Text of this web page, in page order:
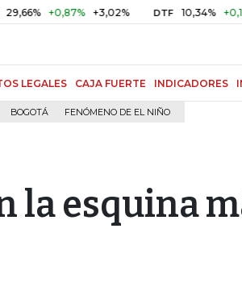
+0,87% +3,02% DTF 10,34% +0,10%
LEGALES CAJA FUERTE INDICADORES
BOGOTÁ FENÓMENO DE EL NIÑO
la esquina